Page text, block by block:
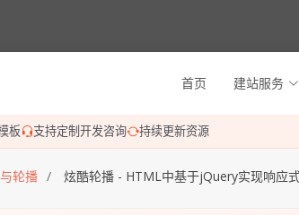
首页 建站服务
板 支持定制开发咨询 持续更新资源
轮播 炫酷轮播 - HTML中基于jQuery实现响应